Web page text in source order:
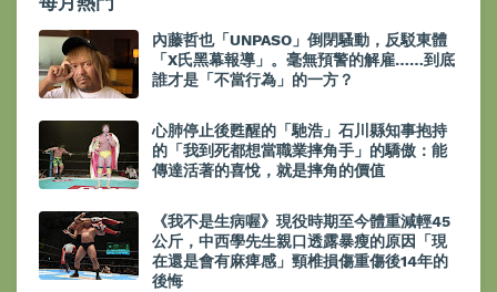
內藤哲也「UNPASO」倒閉騷動，反駁東體
「X氏黑幕報導」。毫無預警的解雇……到底
誰才是「不當行為」的一方？
心肺停止後甦醒的「馳浩」石川縣知事抱持
的「我到死都想當職業摔角手」的驕傲：能
傳達活著的喜悅，就是摔角的價值
《我不是生病喔》現役時期至今體重減輕45
公斤，中西學先生親口透露暴瘦的原因「現
在還是會有麻痺感」頸椎損傷重傷後14年的
後悔